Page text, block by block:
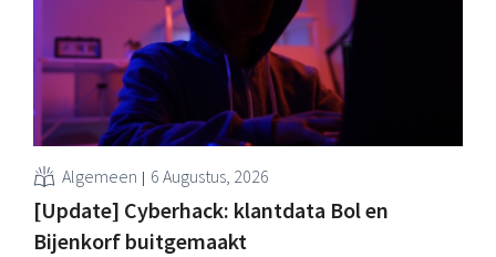
Algemeen 6 Augustus, 2026
[Update] Cyberhack: klantdata Bol en
Bijenkorf buitgemaakt